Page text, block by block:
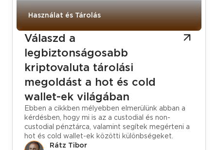
Használat és Tárolás
Válaszd a
legbiztonságosabb
kriptovaluta tárolási
megoldást a hot és cold
wallet-ek világában
Ebben a cikkben mélyebben elmerülünk abban a
kérdésben, hogy mi is az a custodial és non-
custodial pénztárca, valamint segítek megérteni a
hot és cold wallet-ek közötti különbségeket.
Rátz Tibor